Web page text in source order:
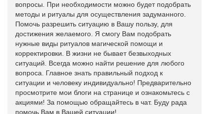
вопросы. При необходимости можно будет подобрать
методы и ритуалы для осуществления задуманного.
Помочь разрешить ситуацию в Вашу пользу, для
достижения желаемого. Я смогу Вам подобрать
нужные виды ритуалов магической помощи и
корректировки. В жизни не бывает безвыходных
ситуаций. Всегда можно найти решение для любого
вопроса. Главное знать правильный подход к
ситуации и человеку индивидуально! Предварительно
просмотрите мои блоги на странице и ознакомьтесь с
акциями! За помощью обращайтесь в чат. Буду рада
помочь Вам в Вашей ситуации!